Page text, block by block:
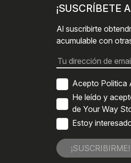
¡SUSCRÍBETE
Al suscribirte
acumulable con
Acepto Politica
He leído y
de Your Way
Estoy
¡SUSCRIBIRME!